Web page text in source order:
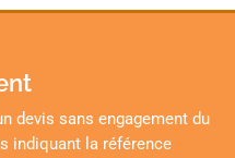
devis sans engagement du
indiquant la référence